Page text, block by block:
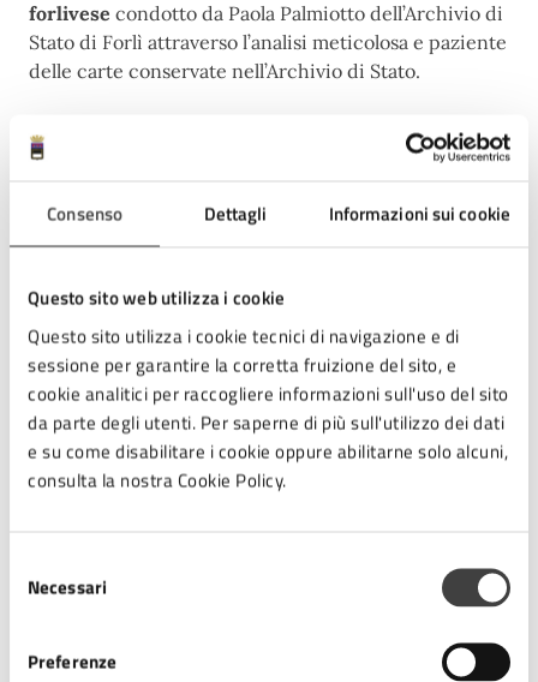
Consenso Dettagli Informazioni sui cookie
Questo sito web utilizza i cookie
Questo sito utilizza i cookie tecnici di navigazione e di
sessione per garantire la corretta fruizione del sito, e
cookie analitici per raccogliere informazioni sull'uso del sito
da parte degli utenti. Per saperne di più sull'utilizzo dei dati
e su come disabilitare i cookie oppure abilitarne solo alcuni,
consulta la nostra Cookie Policy.
delNecessari
Preferenze
forlivese condotto da Paola Palmiotto dell’Archivio di
Stato di Forlì attraverso l’analisi meticolosa e paziente
delle carte conservate nell’Archivio di Stato.
Chiude il volume, come di consueto, lo spazio
Gianfranco Lauretano il compito di recensire
ilromanzo di Giancarlo Domenichini,
segnalazioni bibliografiche e all’apparato
documentale di approfondimento.
Quest’anno, il volume de ‘Le Vite dei cesenati’, oltre
ad affrontare alcuni personaggi le cui vite hanno
lasciato tracce e memorie nei posteri e nella storia
incentra soprattutto su ‘piccole perle’ che la classe
dirigente cesenate, vissuta tra Quattro e Ottocento,
ha saputo lasciarci in eredità, a testimonianza del loro
passaggio e della loro vita. Gli esempi spaziano dal